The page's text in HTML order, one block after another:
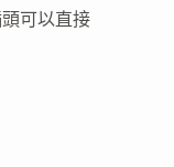
可以直接